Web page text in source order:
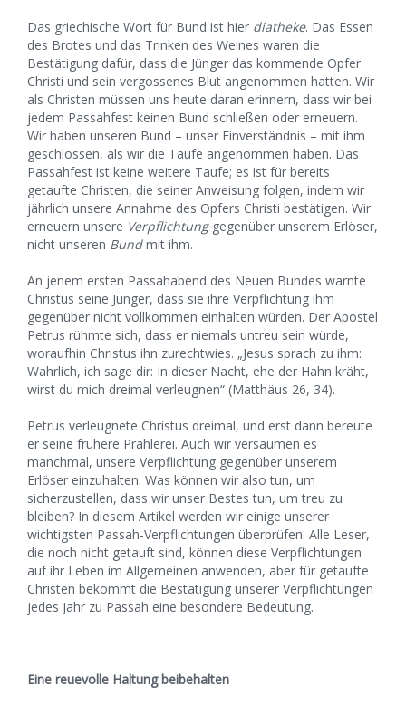
Das griechische Wort für Bund ist hier diatheke. Das Essen
des Brotes und das Trinken des Weines waren die
Bestätigung dafür, dass die Jünger das kommende Opfer
Christi und sein vergossenes Blut angenommen hatten. Wir
als Christen müssen uns heute daran erinnern, dass wir bei
jedem Passahfest keinen Bund schließen oder erneuern.
Wir haben unseren Bund – unser Einverständnis – mit ihm
geschlossen, als wir die Taufe angenommen haben. Das
Passahfest ist keine weitere Taufe; es ist für bereits
getaufte Christen, die seiner Anweisung folgen, indem wir
jährlich unsere Annahme des Opfers Christi bestätigen. Wir
erneuern unsere Verpflichtunggegenüber unserem Erlöser,
nicht unseren Bundmit ihm.
An jenem ersten Passahabend des Neuen Bundes warnte
Christus seine Jünger, dass sie ihre Verpflichtung ihm
gegenüber nicht vollkommen einhalten würden. Der Apostel
Petrus rühmte sich, dass er niemals untreu sein würde,
woraufhin Christus ihn zurechtwies. „Jesus sprach zu ihm:
Wahrlich, ich sage dir: In dieser Nacht, ehe der Hahn kräht,
wirst du mich dreimal verleugnen“ (Matthäus 26, 34).
Petrus verleugnete Christus dreimal, und erst dann bereute
er seine frühere Prahlerei. Auch wir versäumen es
manchmal, unsere Verpflichtung gegenüber unserem
Erlöser einzuhalten. Was können wir also tun, um
sicherzustellen, dass wir unser Bestes tun, um treu zu
bleiben? In diesem Artikel werden wir einige unserer
wichtigsten Passah-Verpflichtungen überprüfen. Alle Leser,
die noch nicht getauft sind, können diese Verpflichtungen
auf ihr Leben im Allgemeinen anwenden, aber für getaufte
Christen bekommt die Bestätigung unserer Verpflichtungen
jedes Jahr zu Passah eine besondere Bedeutung.
Eine reuevolle Haltung beibehalten